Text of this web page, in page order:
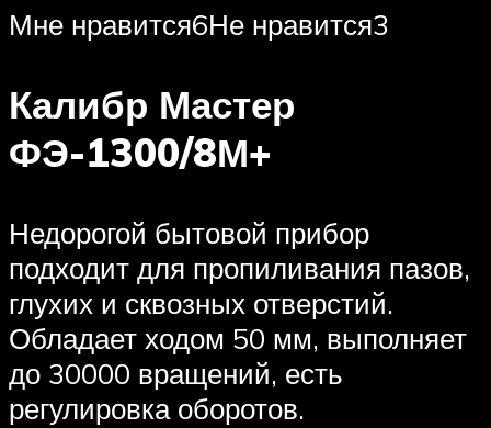
Мне нравится6Не нравится3
Калибр Мастер
ФЭ-1300/8М+
Недорогой бытовой прибор
подходит для пропиливания пазов,
глухих и сквозных отверстий.
Обладает ходом 50 мм, выполняет
до 30000 вращений, есть
регулировка оборотов.